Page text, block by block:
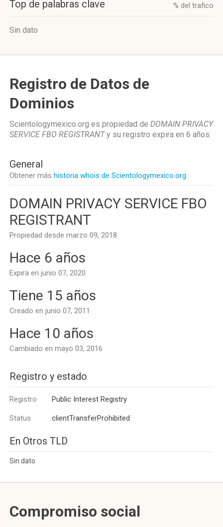
Top de palabras clave % del trafico
Sin dato
Registro de Datos de
Dominios
Scientologymexico.org es propiedad de DOMAIN PRIVACY
SERVICE FBO REGISTRANTy su registro expira en 6 años.
General
Obtener más historia whois de Scientologymexico.org
DOMAIN PRIVACY SERVICE FBO
REGISTRANT
Propiedad desde marzo 09, 2018
Hace 6 años
Expira en junio 07, 2020
Tiene 15 años
Creado en junio 07, 2011
Hace 10 años
Cambiado en mayo 03, 2016
Registro y estado
Registro Public Interest Registry
Status clientTransferProhibited
En Otros TLD
Sin dato
Compromiso social